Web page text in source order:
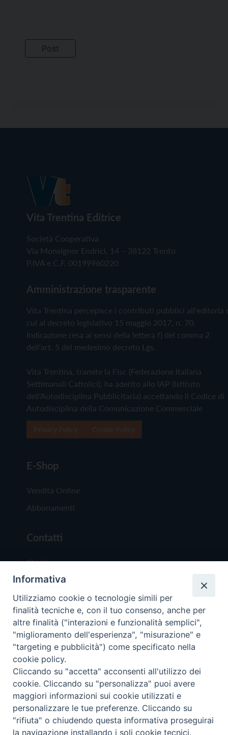
Vita Trentina Editrice
Società Cooperativa
Via Monsignor Endrici, 14 – 38122 Trento
P.IVA e C.F. 00199960220
Amministrazione trasparente
Vita Trentina percepisce i contributi pubblici all'editoria
cui al decreto legislativo 15 maggio 2017, n. 70.
Indicazione resa ai sensi della lettera f) del comma 2
dell'art. 5 del medesimo decreto Lgs.
Vita Trentina, tramite la Fisc (Federazione Italiana
Settimanali Cattolici), ha aderito allo IAP (Istituto
dell'Autodisciplina Pubblicitaria) accettando il Codice di
Autodisciplina della Comunicazione Commerciale
E-Shop
Vendita Online
Abbonamenti
Contatti
Chi Siamo
Redazione
Scrivici
Copyright © 2019 - Tutti i diritti riservati - Vita
Trentina Editrice
Privacy Policy
Torna
Informativa
Utilizziamo cookie o tecnologie simili per
finalità tecniche e, con il tuo consenso, anche per
altre finalità ("interazioni e funzionalità semplici",
"miglioramento dell'esperienza", "misurazione" e
"targeting e pubblicità") come specificato nella
cookie policy.
Cliccando su "accetta" acconsenti all'utilizzo dei
cookie. Cliccando su "personalizza" puoi avere
maggiori informazioni sui cookie utilizzati e
personalizzare le tue preferenze. Cliccando su
"rifiuta" o chiudendo questa informativa proseguirai
la navigazione installando i soli cookie tecnici.